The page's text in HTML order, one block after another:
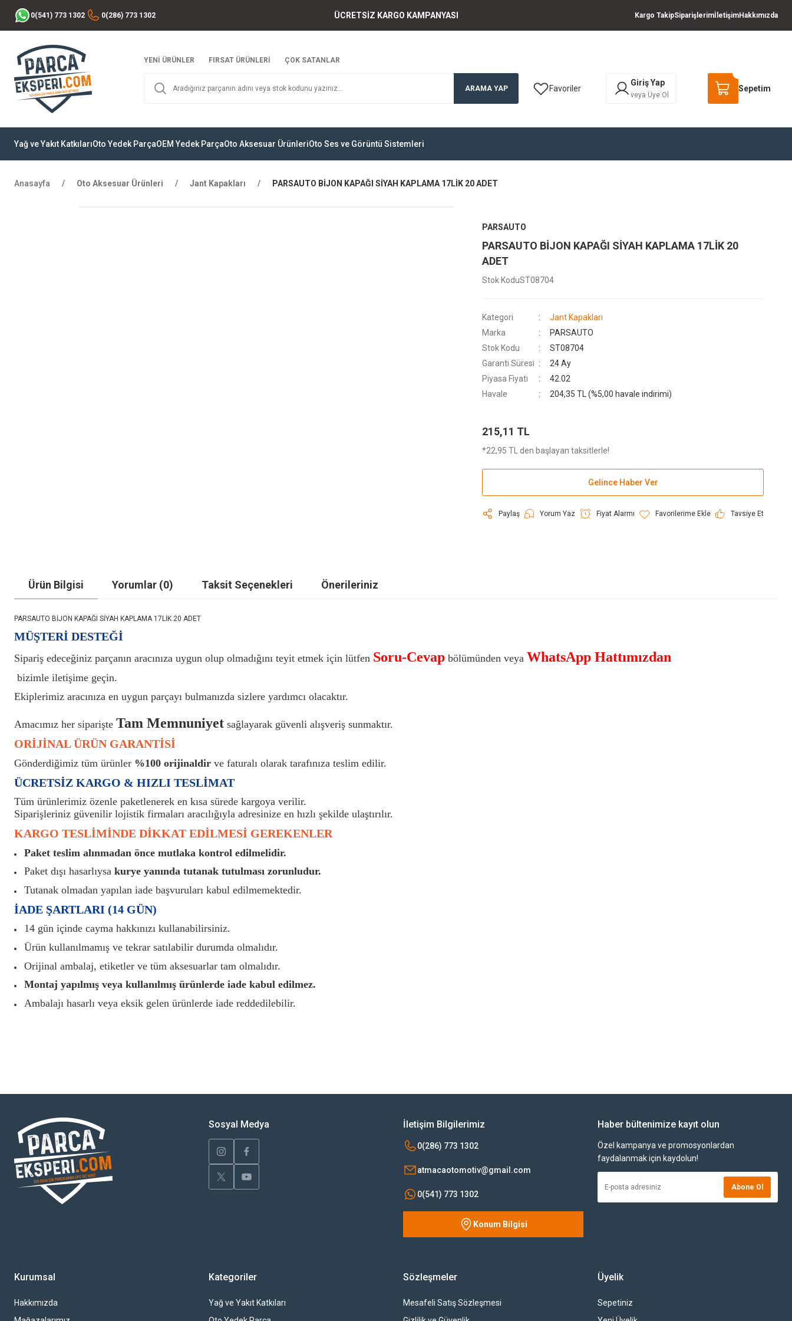
0(541) 773 1302 0(286) 773 1302 ÜCRETSİZ KARGO KAMPANYASI Kargo TakipSiparişlerimİletişimHakkımızda
YENİ ÜRÜNLER FIRSAT ÜRÜNLERİ ÇOK SATANLAR
ARAMA YAP Favoriler
Giriş Yap
veya Üye Ol
Sepetim
Yağ ve Yakıt KatkılarıOto Yedek ParçaOEM Yedek ParçaOto Aksesuar ÜrünleriOto Ses ve Görüntü Sistemleri
Anasayfa Oto Aksesuar Ürünleri Jant Kapakları PARSAUTO BİJON KAPAĞI SİYAH KAPLAMA 17LİK 20 ADET
PARSAUTO
PARSAUTO BİJON KAPAĞI SİYAH KAPLAMA 17LİK 20
ADET
Stok KoduST08704
Kategori
Jant Kapakları
Marka
PARSAUTO
Stok Kodu
ST08704
Garanti Süresi
24 Ay
Piyasa Fiyatı
42.02
Havale
204,35 TL (%5,00 havale indirimi)
215,11 TL
*22,95 TL den başlayan taksitlerle!
Gelince Haber Ver
Paylaş Yorum Yaz Fiyat Alarmı Tavsiye Et
Ürün Bilgisi Yorumlar (0) Taksit Seçenekleri Önerileriniz
PARSAUTO BİJON KAPAĞI SİYAH KAPLAMA 17LİK 20 ADET
MÜŞTERİ DESTEĞİ
Sipariş edeceğiniz parçanın aracınıza uygun olup olmadığını teyit etmek için lütfen Soru-Cevap bölümünden veya WhatsApp Hattımızdan
bizimle iletişime geçin.
Ekiplerimiz aracınıza en uygun parçayı bulmanızda sizlere yardımcı olacaktır.
Amacımız her siparişte Tam Memnuniyet sağlayarak güvenli alışveriş sunmaktır.
ORİJİNAL ÜRÜN GARANTİSİ
Gönderdiğimiz tüm ürünler %100 orijinaldir ve faturalı olarak tarafınıza teslim edilir.
ÜCRETSİZ KARGO & HIZLI TESLİMAT
Tüm ürünlerimiz özenle paketlenerek en kısa sürede kargoya verilir.
Siparişleriniz güvenilir lojistik firmaları aracılığıyla adresinize en hızlı şekilde ulaştırılır.
KARGO TESLİMİNDE DİKKAT EDİLMESİ GEREKENLER
Paket teslim alınmadan önce mutlaka kontrol edilmelidir.
Paket dışı hasarlıysa kurye yanında tutanak tutulması zorunludur.
Tutanak olmadan yapılan iade başvuruları kabul edilmemektedir.
İADE ŞARTLARI (14 GÜN)
14 gün içinde cayma hakkınızı kullanabilirsiniz.
Ürün kullanılmamış ve tekrar satılabilir durumda olmalıdır.
Orijinal ambalaj, etiketler ve tüm aksesuarlar tam olmalıdır.
Montaj yapılmış veya kullanılmış ürünlerde iade kabul edilmez.
Ambalajı hasarlı veya eksik gelen ürünlerde iade reddedilebilir.
Ürün bilgilerinde hatalar bulunuyor.
Ürün fiyatı diğer sitelerden daha pahalı.
Bu ürüne benzer farklı alternatifler olmalı.
Gönder
Sosyal Medya İletişim Bilgilerimiz
0(286) 773 1302
atmacaotomotiv@gmail.com
0(541) 773 1302
Konum Bilgisi
Haber bültenimize kayıt olun
Özel kampanya ve promosyonlardan
faydalanmak için kaydolun!
Abone Ol
Kurumsal
Hakkımızda
Kategoriler
Yağ ve Yakıt Katkıları
Sözleşmeler
Mesafeli Satış Sözleşmesi
Üyelik
Sepetiniz